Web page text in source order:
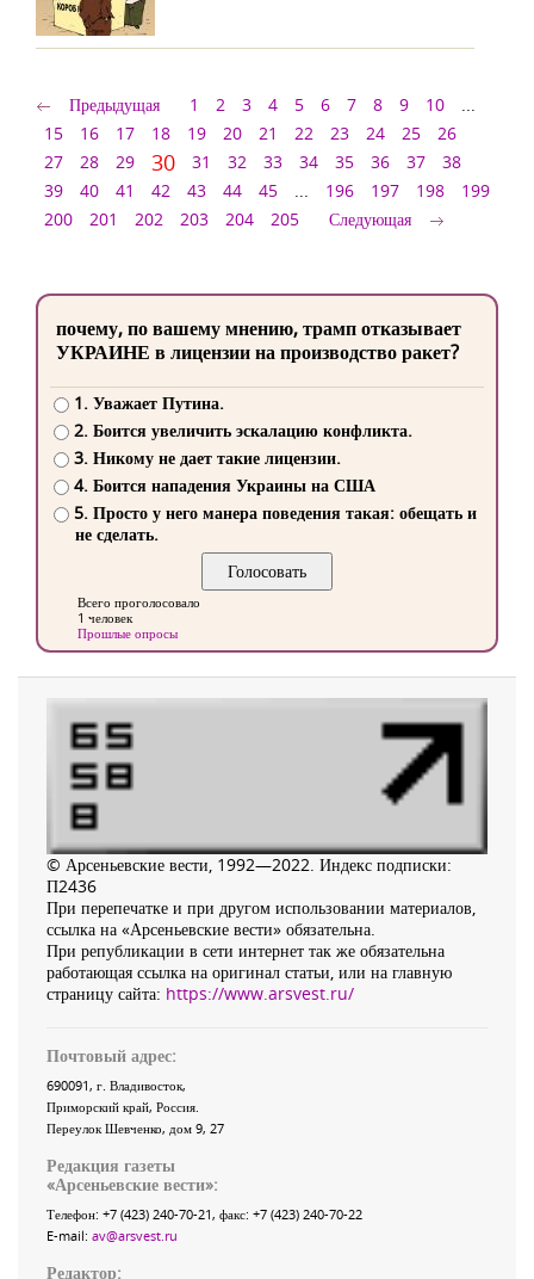
Предыдущая 1 2 3 4 5 6 7 8 9 10
...
15
16 17 18 19 20 21 22 23 24 25
26
27
28 29 30 31 32 33 34 35 36 37
38
39
40 41 42 43 44 45 ... 196 197 198
199
200
201 202 203 204 205 Следующая
почему, по вашему мнению, трамп отказывает
УКРАИНЕ в лицензии на производство ракет?
1. Уважает Путина.
2. Боится увеличить эскалацию конфликта.
3. Никому не дает такие лицензии.
4. Боится нападения Украины на США
5. Просто у него манера поведения такая: обещать и
не сделать.
Всего проголосовало
1 человек
Прошлые опросы
© Арсеньевские вести, 1992—2022. Индекс подписки:
П2436
При перепечатке и при другом использовании материалов,
ссылка на «Арсеньевские вести» обязательна.
При републикации в сети интернет так же обязательна
работающая ссылка на оригинал статьи, или на главную
страницу сайта: https://www.arsvest.ru/
Почтовый адрес:
690091, г. Владивосток,
Приморский край, Россия
Переулок Шевченко, дом 9, 27
Редакция газеты
«Арсеньевские вести»:
Телефон: +7 (423) 240-70-21, факс: +7 (423) 240-70-22
E-mail: av@arsvest.ru
Редактор: